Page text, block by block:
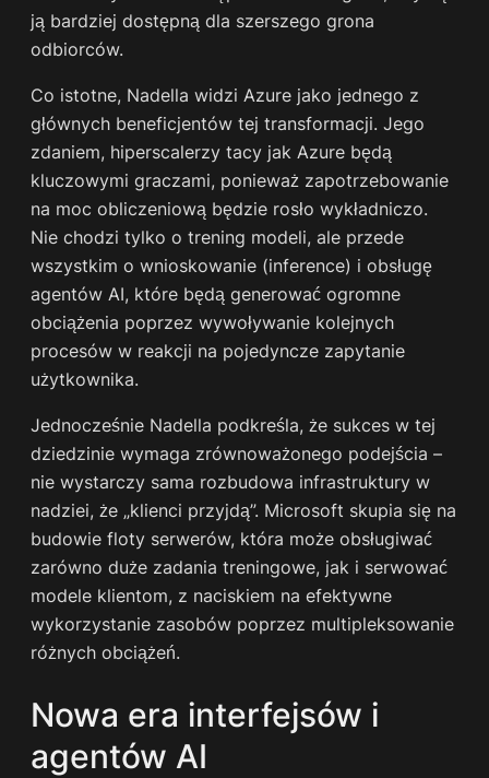
ją bardziej dostępną dla szerszego grona
odbiorców.
Co istotne, Nadella widzi Azure jako jednego z
głównych beneficjentów tej transformacji. Jego
zdaniem, hiperscalerzy tacy jak Azure będą
kluczowymi graczami, ponieważ zapotrzebowanie
na moc obliczeniową będzie rosło wykładniczo.
Nie chodzi tylko o trening modeli, ale przede
wszystkim o wnioskowanie (inference) i obsługę
agentów AI, które będą generować ogromne
obciążenia poprzez wywoływanie kolejnych
procesów w reakcji na pojedyncze zapytanie
użytkownika.
Jednocześnie Nadella podkreśla, że sukces w tej
dziedzinie wymaga zrównoważonego podejścia –
nie wystarczy sama rozbudowa infrastruktury w
nadziei, że „klienci przyjdą”. Microsoft skupia się na
budowie floty serwerów, która może obsługiwać
zarówno duże zadania treningowe, jak i serwować
modele klientom, z naciskiem na efektywne
wykorzystanie zasobów poprzez multipleksowanie
różnych obciążeń.
Nowa era interfejsów i
agentów AI